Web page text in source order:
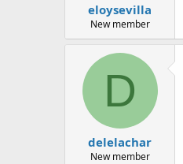
eloysevilla
New member
D
delelachar
New member